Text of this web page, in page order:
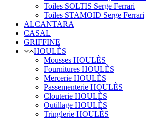
Toiles SOLTIS Serge Ferrari
Toiles STAMOID Serge Ferrari
ALCANTARA
CASAL
GRIFFINE
HOULÈS
Mousses HOULÈS
Fournitures HOULÈS
Mercerie HOULÈS
Passementerie HOULÈS
Clouterie HOULÈS
Outillage HOULÈS
Tringlerie HOULÈS